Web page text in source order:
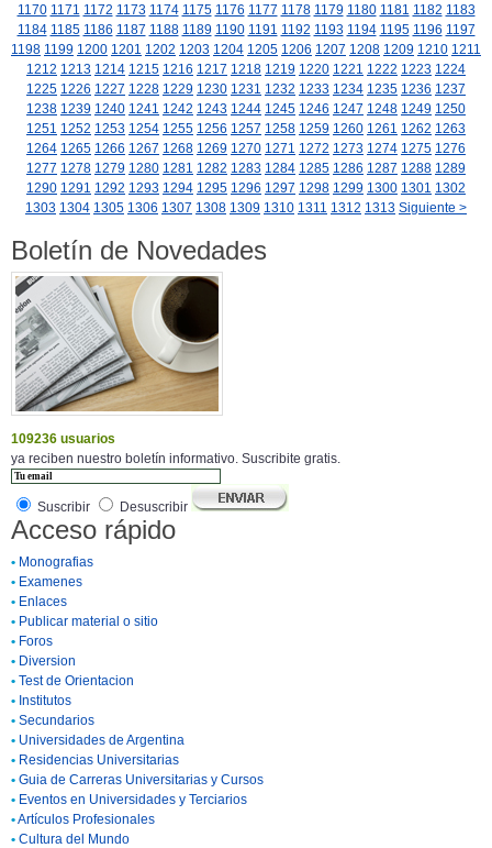
1170 1171 1172 1173 1174 1175 1176 1177 1178 1179 1180 1181 1182 1183
1184 1185 1186 1187 1188 1189 1190 1191 1192 1193 1194 1195 1196 1197
1198 1199 1200 1201 1202 1203 1204 1205 1206 1207 1208 1209 1210 1211
1212 1213 1214 1215 1216 1217 1218 1219 1220 1221 1222 1223 1224
1225 1226 1227 1228 1229 1230 1231 1232 1233 1234 1235 1236 1237
1238 1239 1240 1241 1242 1243 1244 1245 1246 1247 1248 1249 1250
1251 1252 1253 1254 1255 1256 1257 1258 1259 1260 1261 1262 1263
1264 1265 1266 1267 1268 1269 1270 1271 1272 1273 1274 1275 1276
1277 1278 1279 1280 1281 1282 1283 1284 1285 1286 1287 1288 1289
1290 1291 1292 1293 1294 1295 1296 1297 1298 1299 1300 1301 1302
1303 1304 1305 1306 1307 1308 1309 1310 1311 1312 1313 Siguiente >
Boletín de Novedades
109236 usuarios
ya reciben nuestro boletín informativo. Suscribite gratis.
Suscribir Desuscribir
Acceso rápido
• Monografias
• Examenes
• Enlaces
• Publicar material o sitio
• Foros
• Diversion
• Test de Orientacion
• Institutos
• Secundarios
• Universidades de Argentina
• Residencias Universitarias
• Guia de Carreras Universitarias y Cursos
• Eventos en Universidades y Terciarios
•Artículos Profesionales
• Cultura del Mundo